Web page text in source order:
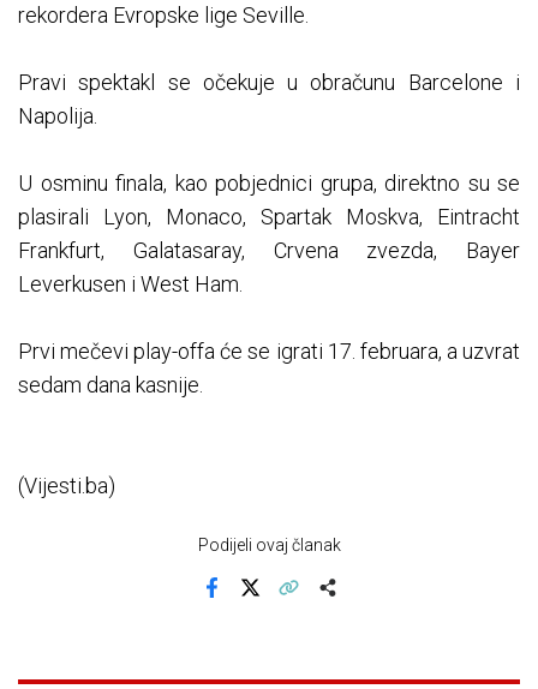
rekordera Evropske lige Seville.
Pravi spektakl se očekuje u obračunu Barcelone i
Napolija.
U osminu finala, kao pobjednici grupa, direktno su se
plasirali Lyon, Monaco, Spartak Moskva, Eintracht
Frankfurt, Galatasaray, Crvena zvezda, Bayer
Leverkusen i West Ham.
Prvi mečevi play-offa će se igrati 17. februara, a uzvrat
sedam dana kasnije.
(Vijesti.ba)
Podijeli ovaj članak